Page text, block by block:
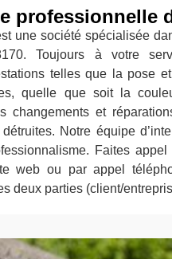
professionnelle
une société spécialisée
Toujours à votre
telles que la pose
quelle que soit la
changements et
Notre équipe
Faites
web ou par appel
deux parties (client/